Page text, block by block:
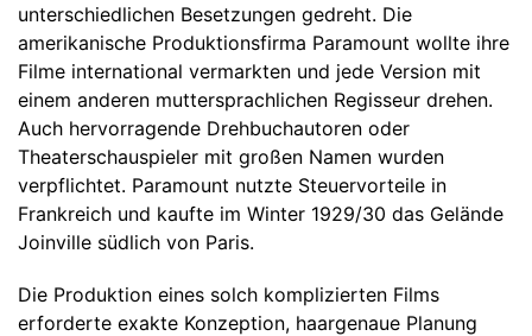
unterschiedlichen Besetzungen gedreht. Die
amerikanische Produktionsfirma Paramount wollte ihre
Filme international vermarkten und jede Version mit
einem anderen muttersprachlichen Regisseur drehen.
Auch hervorragende Drehbuchautoren oder
Theaterschauspieler mit großen Namen wurden
verpflichtet. Paramount nutzte Steuervorteile in
Frankreich und kaufte im Winter 1929/30 das Gelände
Joinville südlich von Paris.
Die Produktion eines solch komplizierten Films
erforderte exakte Konzeption, haargenaue Planung